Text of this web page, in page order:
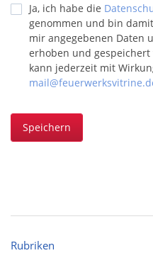
Ja, ich habe die
genommen und bin
mir angegebenen Daten
erhoben und
kann jederzeit mit
Speichern
Rubriken